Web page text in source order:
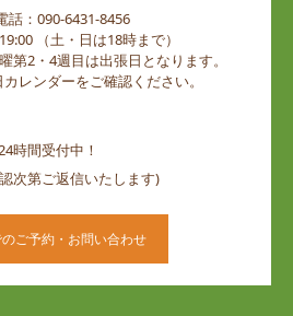
話：090-6431-8456
（土・日は18時まで）
第2・4週目は出張日となります。
レンダーをご確認ください。
時間受付中！
次第ご返信いたします)
ご予約・お問い合わせ